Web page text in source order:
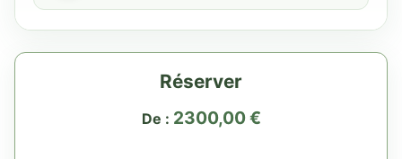
Réserver
De : 2300,00€